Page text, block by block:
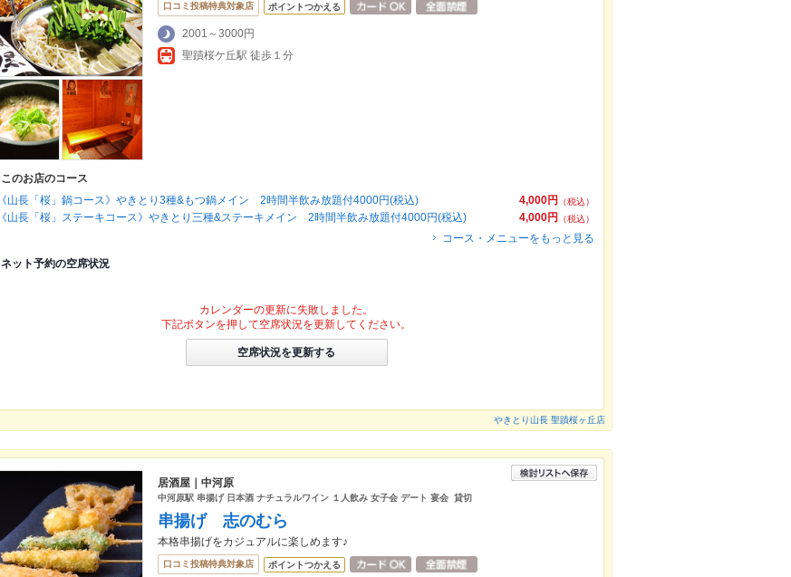
口コミ投稿特典対象店 ポイントつかえる
2001～3000円
聖蹟桜ケ丘駅 徒歩１分
このお店のコース
4,000円
（税込）
《山長「桜」鍋コース》やきとり3種&もつ鍋メイン 2時間半飲み放題付4000円(税込)
4,000円
（税込）
《山長「桜」ステーキコース》やきとり三種&ステーキメイン 2時間半飲み放題付4000円(税込)
コース・メニューをもっと見る
ネット予約の空席状況
カレンダーの更新に失敗しました。
下記ボタンを押して空席状況を更新してください。
空席状況を更新する
やきとり山長 聖蹟桜ヶ丘店
居酒屋｜中河原
中河原駅 串揚げ 日本酒 ナチュラルワイン １人飲み 女子会 デート 宴会 貸切
串揚げ 志のむら
本格串揚げをカジュアルに楽しめます♪
口コミ投稿特典対象店 ポイントつかえる